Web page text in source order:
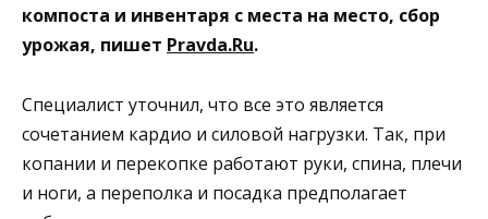
компоста и инвентаря с места на место, сбор
урожая, пишет Pravda.Ru.
Специалист уточнил, что все это является
сочетанием кардио и силовой нагрузки. Так, при
копании и перекопке работают руки, спина, плечи
и ноги, а переполка и посадка предполагает